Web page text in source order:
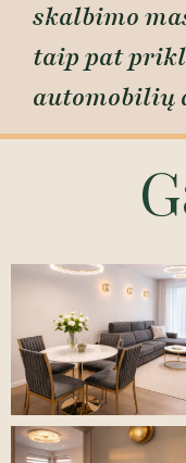
skalbimo
taip pat
automobilių